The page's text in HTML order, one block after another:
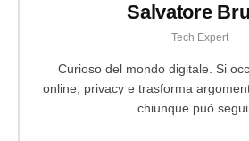
Salvatore
Tech Expert
Curioso del mondo digitale. Si
online, privacy e trasforma
chiunque può